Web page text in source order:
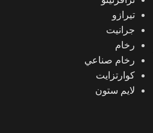
تيرازو
جرانيت
رخام
رخام صناعي
كوارتزايت
لايم ستون